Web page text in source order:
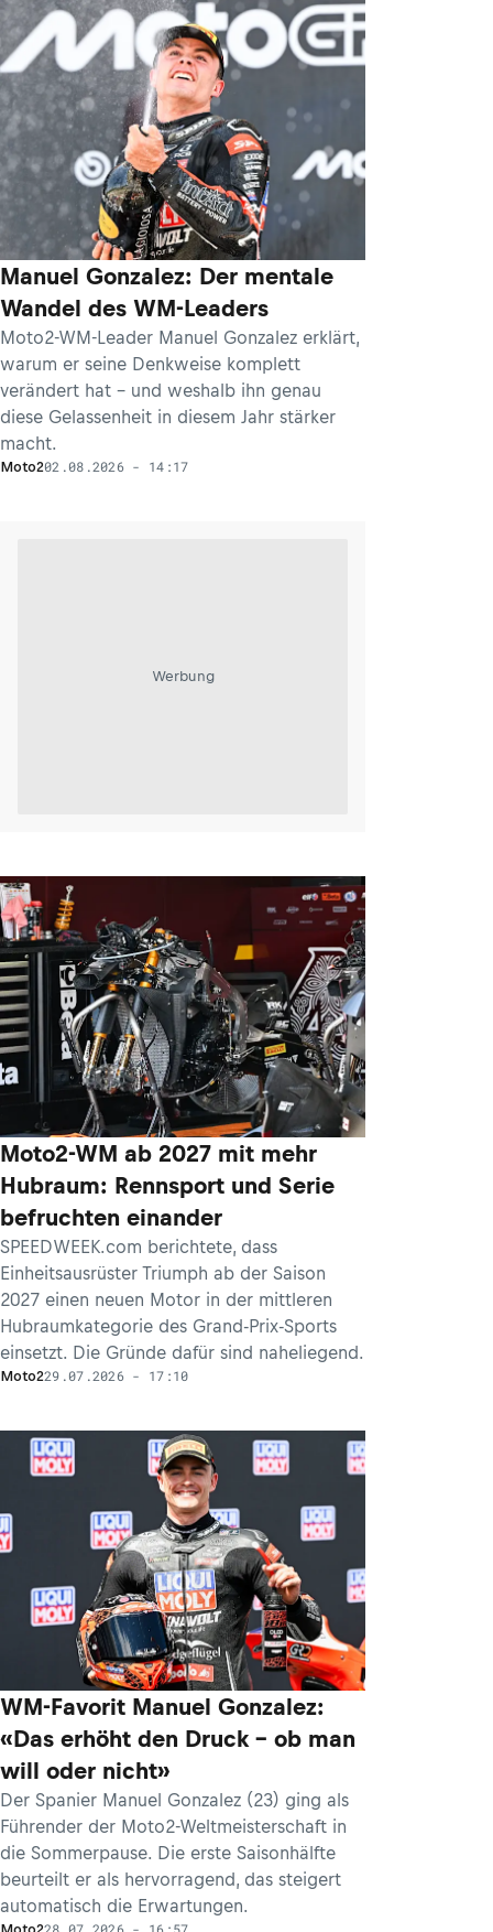
Manuel Gonzalez: Der mentale
Wandel des WM-Leaders
Moto2-WM-Leader Manuel Gonzalez erklärt,
warum er seine Denkweise komplett
verändert hat – und weshalb ihn genau
diese Gelassenheit in diesem Jahr stärker
macht.
Moto202.08.2026 - 14:17
Werbung
Moto2-WM ab 2027 mit mehr
Hubraum: Rennsport und Serie
befruchten einander
SPEEDWEEK.com berichtete, dass
Einheitsausrüster Triumph ab der Saison
2027 einen neuen Motor in der mittleren
Hubraumkategorie des Grand-Prix-Sports
einsetzt. Die Gründe dafür sind naheliegend.
Moto229.07.2026 - 17:10
WM-Favorit Manuel Gonzalez:
«Das erhöht den Druck – ob man
will oder nicht»
Der Spanier Manuel Gonzalez (23) ging als
Führender der Moto2-Weltmeisterschaft in
die Sommerpause. Die erste Saisonhälfte
beurteilt er als hervorragend, das steigert
automatisch die Erwartungen.